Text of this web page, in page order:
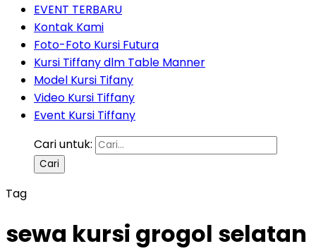
EVENT TERBARU
Kontak Kami
Foto-Foto Kursi Futura
Kursi Tiffany dlm Table Manner
Model Kursi Tifany
Video Kursi Tiffany
Event Kursi Tiffany
Cari untuk:
Tag
sewa kursi grogol selatan